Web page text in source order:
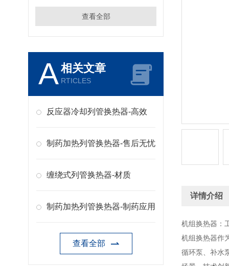
查看全部
A相关文章
RTICLES
反应器冷却列管换热器-高效
制药加热列管换热器-售后无忧
缠绕式列管换热器-材质
制药加热列管换热器-制药应用
查看全部
详情介绍
机组换热器：
机组换热器作
循环泵、补水